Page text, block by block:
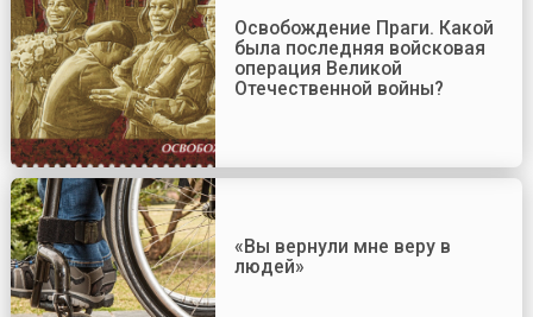
Освобождение Праги. Какой
была последняя войсковая
операция Великой
Отечественной войны?
«Вы вернули мне веру в
людей»